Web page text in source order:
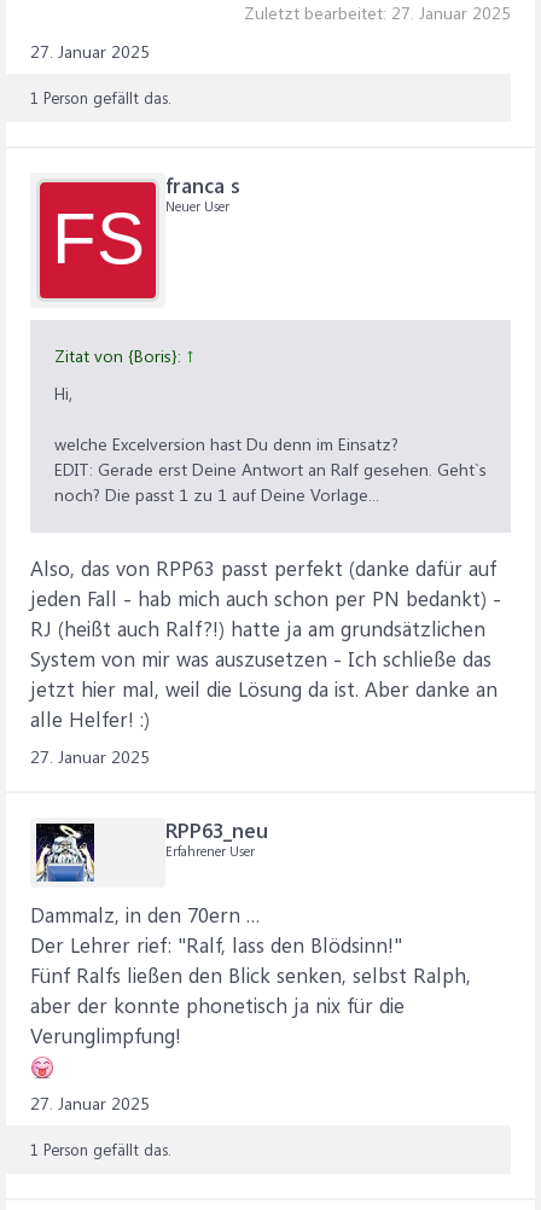
Zuletzt bearbeitet: 27. Januar 2025
27. Januar 2025
1 Person gefällt das.
FS
franca s
Neuer User
Zitat von {Boris}: ↑
Hi,
welche Excelversion hast Du denn im Einsatz?
EDIT: Gerade erst Deine Antwort an Ralf gesehen. Geht`s
noch? Die passt 1 zu 1 auf Deine Vorlage...
Also, das von RPP63 passt perfekt (danke dafür auf
jeden Fall - hab mich auch schon per PN bedankt) -
RJ (heißt auch Ralf?!) hatte ja am grundsätzlichen
System von mir was auszusetzen - Ich schließe das
jetzt hier mal, weil die Lösung da ist. Aber danke an
alle Helfer! :)
27. Januar 2025
RPP63_neu
Erfahrener User
Dammalz, in den 70ern …
Der Lehrer rief: "Ralf, lass den Blödsinn!"
Fünf Ralfs ließen den Blick senken, selbst Ralph,
aber der konnte phonetisch ja nix für die
Verunglimpfung!
27. Januar 2025
1 Person gefällt das.